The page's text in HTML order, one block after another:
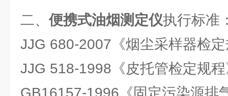
二、便携式油烟测定仪执行标准
JJG 680-2007《烟尘采样器检
JJG 518-1998《皮托管检定规
GB16157-1996《固定污染源排